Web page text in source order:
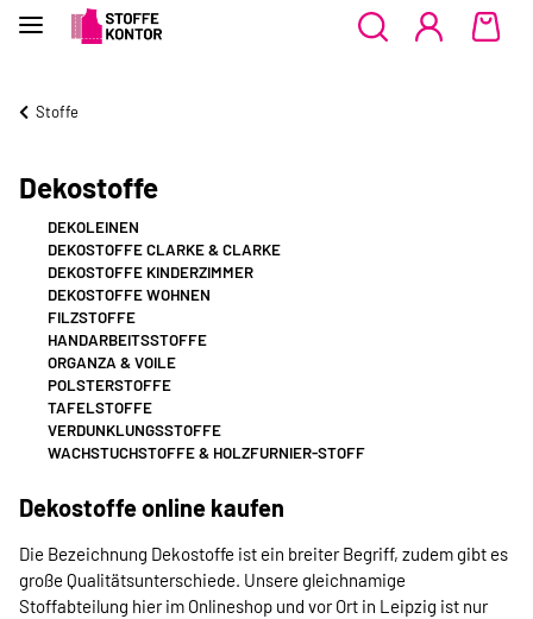
Stoffe
Dekostoffe
DEKOLEINEN
DEKOSTOFFE CLARKE & CLARKE
DEKOSTOFFE KINDERZIMMER
DEKOSTOFFE WOHNEN
FILZSTOFFE
HANDARBEITSSTOFFE
ORGANZA & VOILE
POLSTERSTOFFE
TAFELSTOFFE
VERDUNKLUNGSSTOFFE
WACHSTUCHSTOFFE & HOLZFURNIER-STOFF
Dekostoffe online kaufen
Die Bezeichnung Dekostoffe ist ein breiter Begriff, zudem gibt es
große Qualitätsunterschiede. Unsere gleichnamige
Stoffabteilung hier im Onlineshop und vor Ort in Leipzig ist nur